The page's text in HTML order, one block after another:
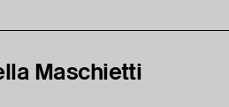
Maschietti